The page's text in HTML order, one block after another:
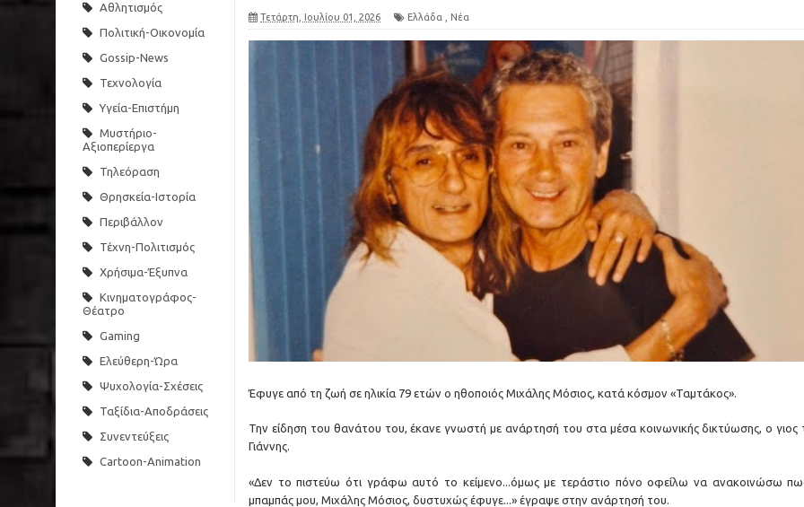
Αθλητισμός
Πολιτική-Οικονομία
Gossip-News
Τεχνολογία
Υγεία-Επιστήμη
Μυστήριο-
Αξιοπερίεργα
Τηλεόραση
Θρησκεία-Ιστορία
Περιβάλλον
Τέχνη-Πολιτισμός
Χρήσιμα-Έξυπνα
Κινηματογράφος-
Θέατρο
Gaming
Ελεύθερη-Ώρα
Ψυχολογία-Σχέσεις
Ταξίδια-Αποδράσεις
Συνεντεύξεις
Cartoon-Animation
Τετάρτη, Ιουλίου 01, 2026 Ελλάδα Νέα
Έφυγε από τη ζωή σε ηλικία 79 ετών ο ηθοποιός Μιχάλης Μόσιος, κατά κόσμον «Ταμτάκος».
Την είδηση του θανάτου του, έκανε γνωστή με ανάρτησή του στα μέσα κοινωνικής δικτύωσης, ο γιος
Γιάννης.
«Δεν το πιστεύω ότι γράφω αυτό το κείμενο...όμως με τεράστιο πόνο οφείλω να ανακοινώσω
μπαμπάς μου, Μιχάλης Μόσιος, δυστυχώς έφυγε...» έγραψε στην ανάρτησή του.